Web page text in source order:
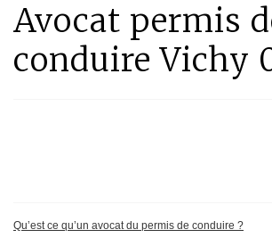
Avocat permis
conduire Vichy
Qu’est ce qu’un avocat du permis de conduire ?